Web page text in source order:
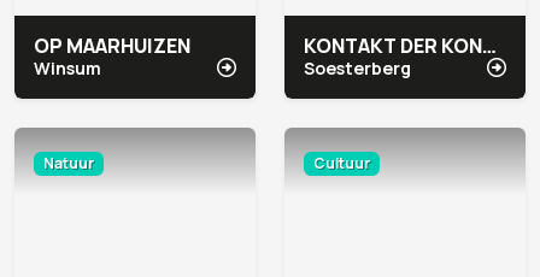
OP MAARHUIZEN
Winsum
KONTAKT DER KONTINENTEN
Soesterberg
Natuur Cultuur